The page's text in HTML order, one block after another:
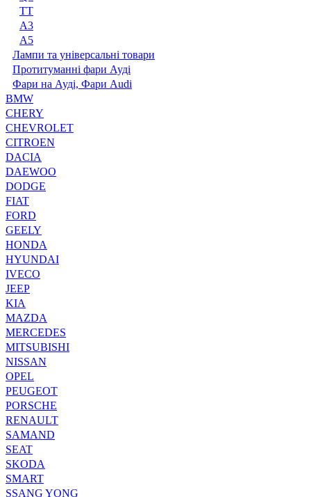
TT
А3
А5
Лампи та універсальні товари
Протитуманні фари Ауді
Фари на Ауді, Фари Audi
BMW
CHERY
CHEVROLET
CITROEN
DACIA
DAEWOO
DODGE
FIAT
FORD
GEELY
HONDA
HYUNDAI
IVECO
JEEP
KIA
MAZDA
MERCEDES
MITSUBISHI
NISSAN
OPEL
PEUGEOT
PORSCHE
RENAULT
SAMAND
SEAT
SKODA
SMART
SSANG YONG